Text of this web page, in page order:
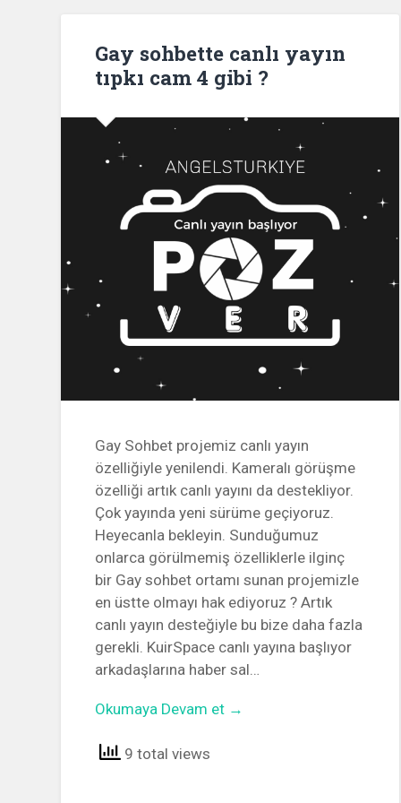
Gay sohbette canlı yayın
tıpkı cam 4 gibi ?
Gay Sohbet projemiz canlı yayın
özelliğiyle yenilendi. Kameralı görüşme
özelliği artık canlı yayını da destekliyor.
Çok yayında yeni sürüme geçiyoruz.
Heyecanla bekleyin. Sunduğumuz
onlarca görülmemiş özelliklerle ilginç
bir Gay sohbet ortamı sunan projemizle
en üstte olmayı hak ediyoruz ? Artık
canlı yayın desteğiyle bu bize daha fazla
gerekli. KuirSpace canlı yayına başlıyor
arkadaşlarına haber sal…
Okumaya Devam et →
9 total views